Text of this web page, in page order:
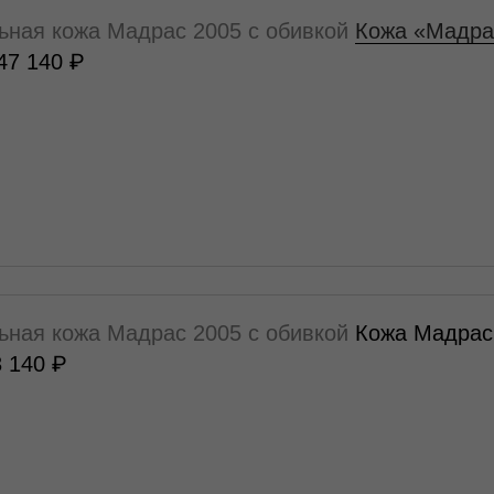
кожа Мадрас 2005 с обивкой Кожа
140
кожа Мадрас 2005 с обивкой Кожа Мадрас
140